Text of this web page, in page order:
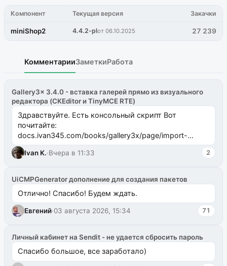
Компонент Текущая версия Закачки
miniShop2 4.4.2-plот 06.10.2025 27 239
КомментарииЗаметкиРабота
Gallery3x 3.4.0 - вставка галерей прямо из визуального
редактора (CKEditor и TinyMCE RTE)
Здравствуйте. Есть консольный скрипт Вот
почитайте:
docs.ivan345.com/books/gallery3x/page/import-
ms2galleryphp
Ivan K.·Вчера в 11:33 2
UiCMPGenerator дополнение для создания пакетов
Отлично! Спасибо! Будем ждать.
Евгений·03 августа 2026, 15:34 71
Личный кабинет на Sendit - не удается сбросить пароль
Спасибо большое, все заработало)